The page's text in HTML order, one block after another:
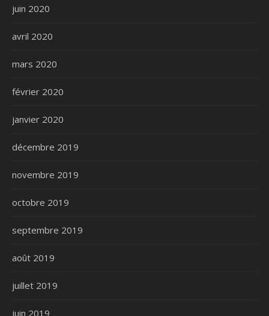
juin 2020
avril 2020
mars 2020
février 2020
janvier 2020
décembre 2019
novembre 2019
octobre 2019
septembre 2019
août 2019
juillet 2019
juin 2019